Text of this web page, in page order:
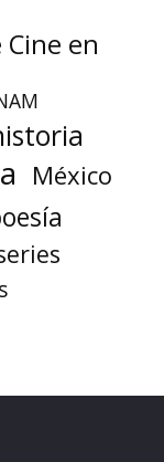
en
México